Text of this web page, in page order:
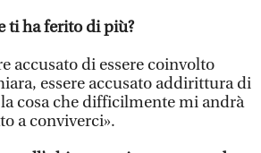
ti ha ferito di più?
accusato di essere coinvolto
essere accusato addirittura di
la cosa che difficilmente mi andrà
a conviverci».